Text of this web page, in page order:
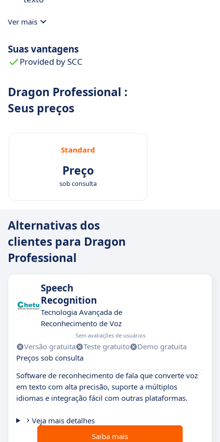
Ver mais
Suas vantagens
Provided by SCC
Dragon Professional :
Seus preços
Standard
Preço
sob consulta
Alternativas dos
clientes para Dragon
Professional
Speech
Recognition
Tecnologia Avançada de
Reconhecimento de Voz
Sem avaliações de usuários
Versão gratuita Teste gratuito
Demo gratuita
Preços sob consulta
Software de reconhecimento de fala que converte voz
em texto com alta precisão, suporte a múltiplos
idiomas e integração fácil com outras plataformas.
Veja mais detalhes
Saiba mais